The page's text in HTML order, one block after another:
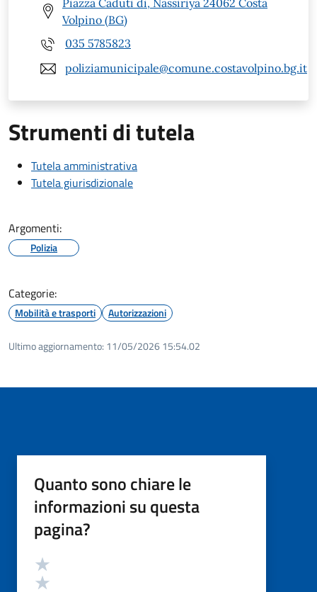
Volpino (BG)
035 5785823
poliziamunicipale@comune.costavolpino.bg.it
Strumenti di tutela
Tutela amministrativa
Tutela giurisdizionale
Argomenti:
Polizia
Categorie:
Mobilità e trasporti Autorizzazioni
Ultimo aggiornamento: 11/05/2026 15:54.02
Quanto sono chiare le
informazioni su questa
pagina?
Valutazione